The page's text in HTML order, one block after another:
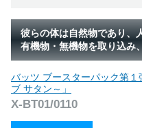
彼らの体は自然物であり、
有機物・無機物を取り込み
バッツ ブースターパック第
ブ サタン～」
X-BT01/0110